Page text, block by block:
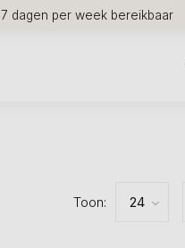
7 dagen per week bereikbaar
Toon: